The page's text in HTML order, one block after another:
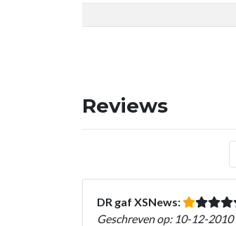
Reviews
DR gaf XSNews:
Geschreven op: 10-12-2010